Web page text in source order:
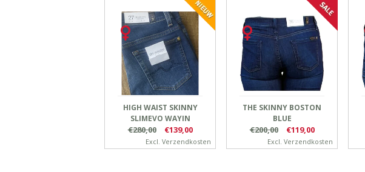
HIGH WAIST SKINNY
SLIMEVO WAYIN
CRYSTAL
€280,00 €139,00
Excl. Verzendkosten
THE SKINNY BOSTON
BLUE
€200,00 €119,00
Excl. Verzendkosten